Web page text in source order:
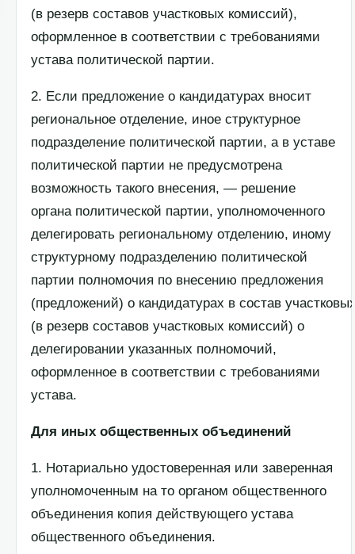
(в резерв составов участковых комиссий),
оформленное в соответствии с требованиями
устава политической партии.
2. Если предложение о кандидатурах вносит
региональное отделение, иное структурное
подразделение политической партии, а в уставе
политической партии не предусмотрена
возможность такого внесения, — решение
органа политической партии, уполномоченного
делегировать региональному отделению, иному
структурному подразделению политической
партии полномочия по внесению предложения
(предложений) о кандидатурах в состав
(в резерв составов участковых комиссий) о
делегировании указанных полномочий,
оформленное в соответствии с требованиями
устава.
Для иных общественных объединений
1. Нотариально удостоверенная или заверенная
уполномоченным на то органом общественного
объединения копия действующего устава
общественного объединения.